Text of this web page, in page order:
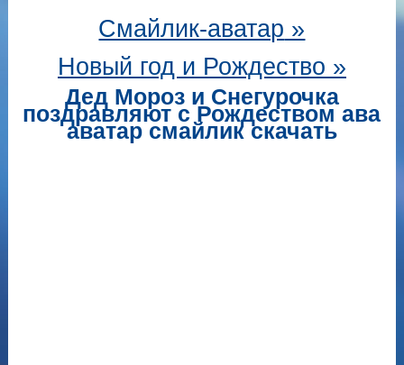
Смайлик-аватар »
Новый год и Рождество »
Дед Мороз и Снегурочка
поздравляют с Рождеством ава
аватар смайлик скачать